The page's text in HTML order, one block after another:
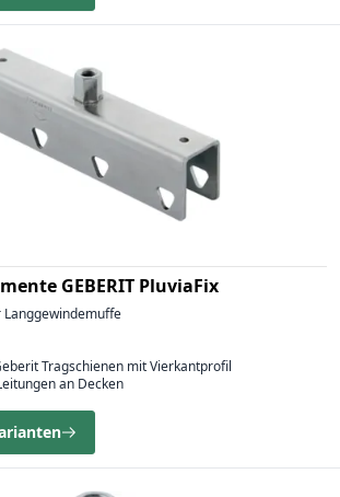
GEBERIT PluviaFix
Tragschienen mit Vierkantprofil
an Decken